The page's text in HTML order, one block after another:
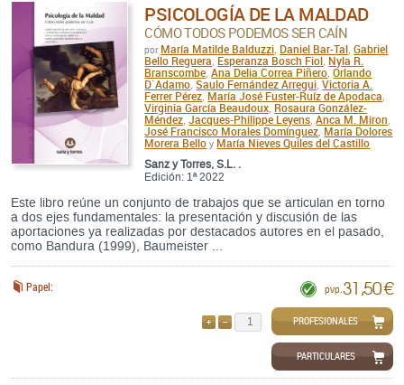
PSICOLOGÍA DE LA MALDAD
CÓMO TODOS PODEMOS SER CAÍN
por María Matilde Balduzzi Daniel Bar-Tal ,Gabriel
Bello Reguera Esperanza Bosch Fiol Nyla R.
Branscombe Ana Delia Correa Piñero ,Orlando
D`Adamo ,Saulo Fernández Arregui ,Victoria A.
Ferrer Pérez María José Fuster-Ruíz de Apodaca
Virginia García Beaudoux Rosaura González-
Méndez Jacques-Philippe Leyens Anca M. Miron
José Francisco Morales Domínguez María Dolores
Morera Bello y María Nieves Quiles del Castillo
Sanz y Torres, S.L. .
Edición: 1ª 2022
Este libro reúne un conjunto de trabajos que se articulan en torno
a dos ejes fundamentales: la presentación y discusión de las
aportaciones ya realizadas por destacados autores en el pasado,
como Bandura (1999), Baumeister ...
Papel: pvp. 31,50 €
QUITARPROFESIONALES
PARTICULARES